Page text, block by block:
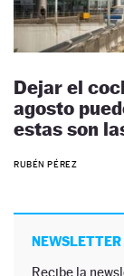
Dejar el
agosto
estas son
RUBÉN PÉREZ
NEWSLETTER
Recibe la